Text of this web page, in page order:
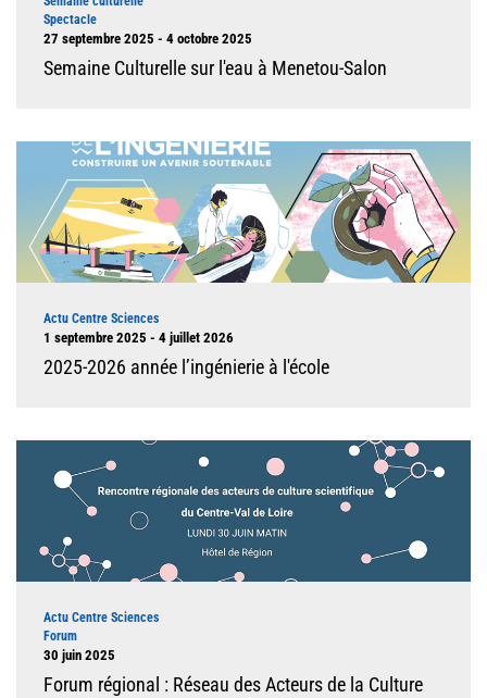
Spectacle
Dates
27 septembre 2025 - 4 octobre 2025
Semaine Culturelle sur l'eau à Menetou-Salon
Illustration
Type d'événement
Actu Centre Sciences
Dates
1 septembre 2025 - 4 juillet 2026
2025-2026 année l’ingénierie à l'école
Illustration
Type d'événement
Actu Centre Sciences
Forum
Dates
30 juin 2025
Forum régional : Réseau des Acteurs de la Culture